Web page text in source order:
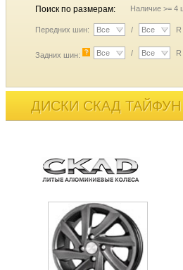
Поиск по размерам: Наличие >= 4
Передних шин: Все / Все R
Задних шин: ? Все / Все R
ДИСКИ СКАД ТАЙФУН